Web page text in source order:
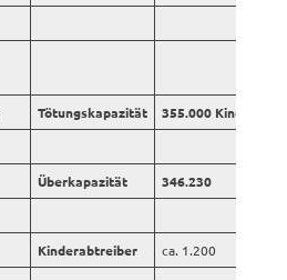
Tötungskapazität 355.000 Kinder
Überkapazität 346.230
Kinderabtreiber ca. 1.200